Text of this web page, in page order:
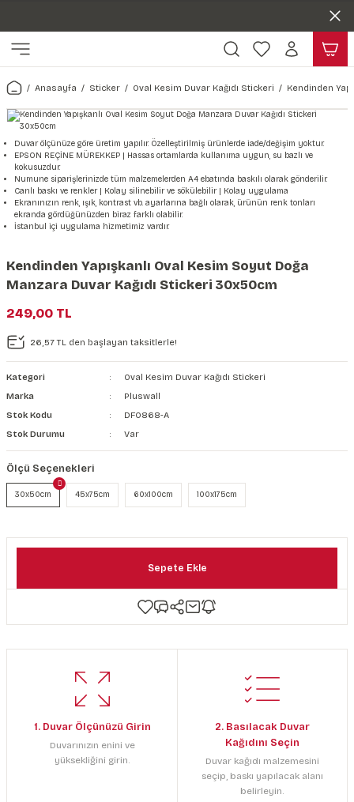
Harita & Şehir Duvar Kağıdı
Türkiye Serisi Duvar Kağıdı
Şehir & Ülke Duvar Kağıdı
Duvar Kağıdı
Çiçek Duvar Kağıdı
Hayvan, Yaprak & Çiçek
Yaprak Desenli Duvar Kağıdı
Hayvan Duvar Kağıdı
Kağıdı
Doğa & Manza Duvar Kağıdı
Manzara Duvar Kağıdı
Orman Duvar Kağıdı
Tasarım & Sanatsal Duvar
Sanat Duvar Kağıdı
Geometrik Duvar Kağıdı
Araba Duvar Kağıdı
Sağlık Duvar Kağıdı
Taş Desenli Duvar Kağıdı
Ahşap, Mermer & Taş
Mermer Desenli Duvar Kağıdı
Taş Desenli Duvar Kağıdı
Ahşap Desenli Duvar Kağıdı
Duvar Kanvası
Kağıdı Stickeri
Seti
Anasayfa Sticker Oval Kesim Duvar Kağıdı Stickeri Kendinden
Duvar ölçünüze göre üretim yapılır. Özelleştirilmiş ürünlerde iade/değişim yoktur.
EPSON REÇİNE MÜREKKEP | Hassas ortamlarda kullanıma uygun, su bazlı ve
kokusuzdur.
Numune siparişlerinizde tüm malzemelerden A4 ebatında baskılı olarak gönderilir.
Canlı baskı ve renkler | Kolay silinebilir ve sökülebilir | Kolay uygulama
Ekranınızın renk, ışık, kontrast vb. ayarlarına bağlı olarak, ürünün renk tonları
ekranda gördüğünüzden biraz farklı olabilir.
İstanbul içi uygulama hizmetimiz vardır.
Kendinden Yapışkanlı Oval Kesim Soyut Doğa
Manzara Duvar Kağıdı Stickeri 30x50cm
249,00 TL
26,57 TL den başlayan taksitlerle!
Kategori
Oval Kesim Duvar Kağıdı Stickeri
Marka
Pluswall
Stok Kodu
DF0868-A
Stok Durumu
Var
Ölçü Seçenekleri
30x50cm 45x75cm 60x100cm 100x175cm
Sepete Ekle
1. Duvar Ölçünüzü Girin
Duvarınızın enini ve
yüksekliğini girin.
2. Basılacak Duvar
Kağıdını Seçin
Duvar kağıdı malzemesini
seçip, baskı yapılacak alanı
belirleyin.